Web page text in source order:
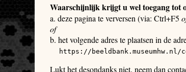
Waarschijnlijk krijgt u wel toegang tot
a. deze pagina te verversen (via: Ctrl+F5
of
b. het volgende adres te plaatsen in de
https://
Lukt het desondanks niet, neem dan